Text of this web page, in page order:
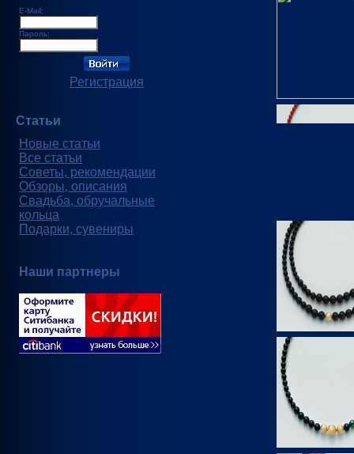
E-Mail:
Пароль:
Регистрация
Статьи
Новые статьи
Все статьи
Советы, рекомендации
Обзоры, описания
Свадьба, обручальные
кольца
Подарки, сувениры
Наши партнеры